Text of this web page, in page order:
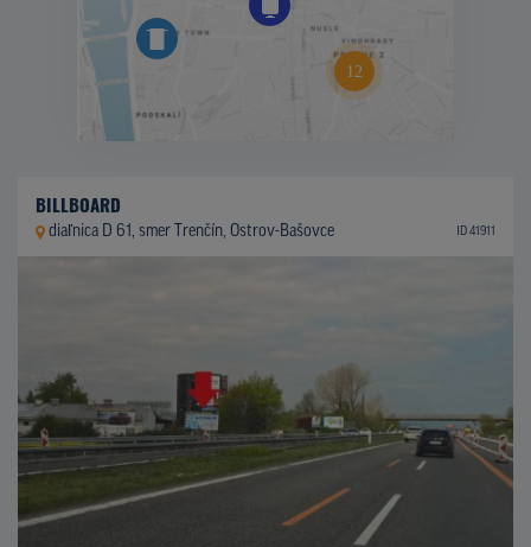
BILLBOARD
diaľnica D 61, smer Trenčín, Ostrov-Bašovce ID 41911